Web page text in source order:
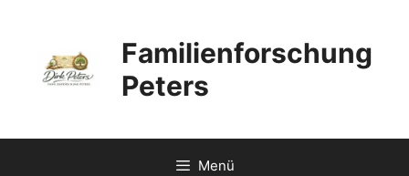
springen
Familienforschung
Peters
Menü